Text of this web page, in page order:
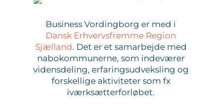
Business Vordingborg er med i
Dansk Erhvervsfremme Region
Sjælland. Det er et samarbejde med
nabokommunerne, som indeværer
vidensdeling, erfaringsudveksling og
forskellige aktiviteter som fx
iværksætterforløbet.